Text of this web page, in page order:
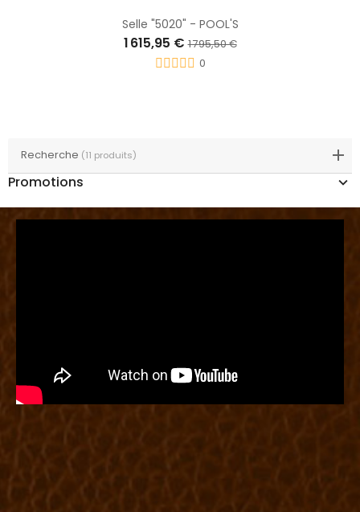
Recherche (11 produits)
Promotions
Selle "5020" - POOL'S
1 615,95 €1 795,50 €
0